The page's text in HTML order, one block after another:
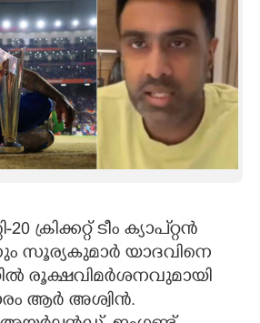
ക്രിക്കറ്റ് ടീം ക്യാപ്റ്റൻ
സൂര്യകുമാര്‍ യാദവിനെ
രൂക്ഷവിമർശനവുമായി
ആർ അശ്വിൻ.